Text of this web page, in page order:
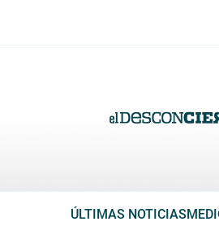
ÚLTIMAS NOTICIAS